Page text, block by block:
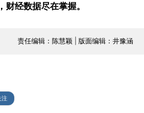
财经数据尽在掌握。
责任编辑：陈慧颖 | 版面编辑：井豫涵
注